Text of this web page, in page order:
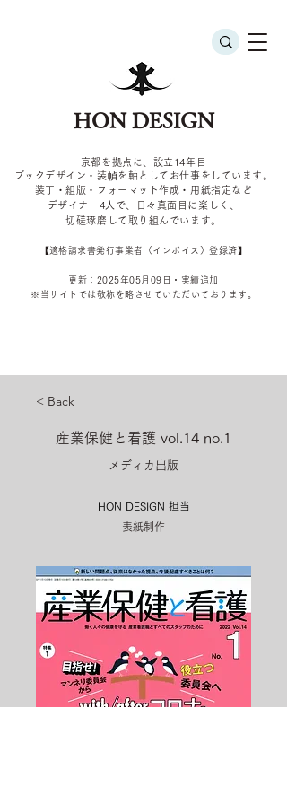
HON DESIGN
京都を拠点に、設立14年目
ブックデザイン・装幀を軸としてお仕事をしています。
装丁・組版・フォーマット作成・用紙指定など
デザイナー4 人で、日々真面目に楽しく、
切磋琢磨して取り組んでいます。
​【適格請求書発行事業者（インボイス）登録済】
更新：2025年05 月09 日・実績追加
​※当サイトでは敬称を 略させていただいております。
< Back
産業保健と看護 vol.14 no.1
メディカ出版
HON DESIGN​ 担当
表紙制作